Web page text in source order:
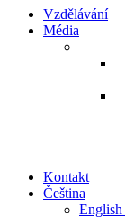
Vzdělávání
Média
Kontakt
Čeština
English